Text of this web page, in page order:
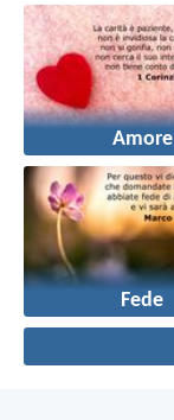
Amore
Fede